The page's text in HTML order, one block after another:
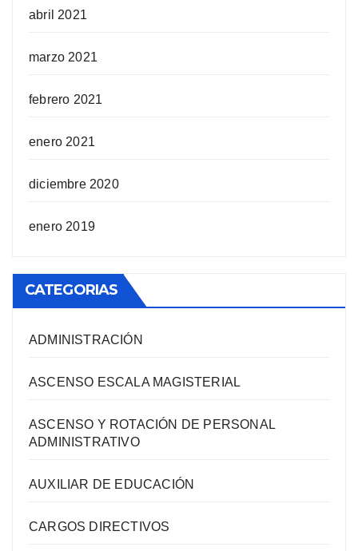
abril 2021
marzo 2021
febrero 2021
enero 2021
diciembre 2020
enero 2019
CATEGORIAS
ADMINISTRACIÓN
ASCENSO ESCALA MAGISTERIAL
ASCENSO Y ROTACIÓN DE PERSONAL
ADMINISTRATIVO
AUXILIAR DE EDUCACIÓN
CARGOS DIRECTIVOS